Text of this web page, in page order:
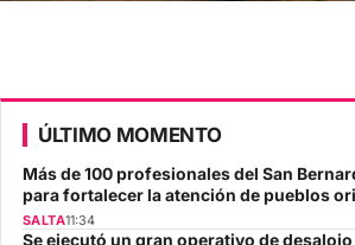
ÚLTIMO MOMENTO
Más de 100 profesionales del San
para fortalecer la atención de pueblos
SALTA11:34
Se ejecutó un gran operativo de